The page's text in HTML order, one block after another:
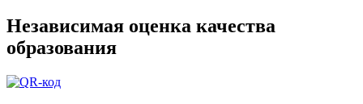
Независимая оценка качества
образования